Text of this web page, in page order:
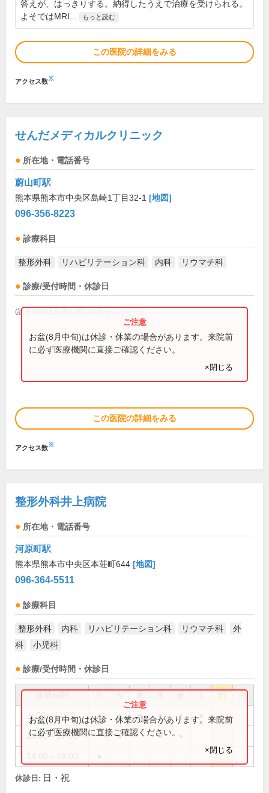
答えが、はっきりする。納得したうえで治療を受けられる。
よそではMRI...
もっと読む
この医院の詳細をみる
アクセス数※
せんだメディカルクリニック
所在地・電話番号
蔚山町駅
熊本県熊本市中央区島崎1丁目32-1 [地図]
096-356-8223
診療科目
整形外科 リハビリテーション科 内科 リウマチ科
診療/受付時間・休診日
(診療時間は直接お問い合わせください)
お盆(8月中旬)は休診・休業の場合があります。来院前
に必ず医療機関に直接ご確認ください。
×閉じる
この医院の詳細をみる
アクセス数※
整形外科井上病院
所在地・電話番号
河原町駅
熊本県熊本市中央区本荘町644 [地図]
096-364-5511
診療科目
整形外科 内科 リハビリテーション科 リウマチ科
外
科
小児科
診療/受付時間・休診日
祝
9:00～11:00 ● ● ● ● ●
14:00～17:00 ● ●
お盆(8月中旬)は休診・休業の場合があります。来院前
に必ず医療機関に直接ご確認ください。
×閉じる
休診日: 日・祝